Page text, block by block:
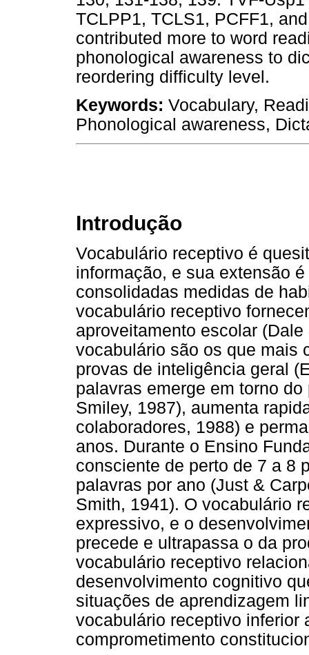
TCLPP1, TCLS1, PCFF1,
contributed more to word
phonological awareness to
reordering difficulty level.
Keywords: Vocabulary,
Phonological awareness,
Introdução
Vocabulário receptivo é
informação, e sua extensão
consolidadas medidas de
vocabulário receptivo
aproveitamento escolar
vocabulário são os que mais
provas de inteligência geral
palavras emerge em torno
Smiley, 1987), aumenta
colaboradores, 1988) e
anos. Durante o Ensino
consciente de perto de 7 a 8
palavras por ano (Just &
Smith, 1941). O vocabulário
expressivo, e o
precede e ultrapassa o da
vocabulário receptivo
desenvolvimento cognitivo
situações de aprendizagem
vocabulário receptivo inferior
comprometimento